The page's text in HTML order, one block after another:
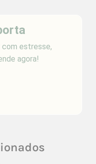
com estresse,
agora!